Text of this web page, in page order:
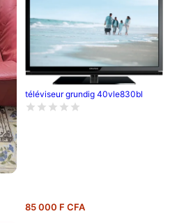
téléviseur grundig 40vle830bl
85 000 F CFA